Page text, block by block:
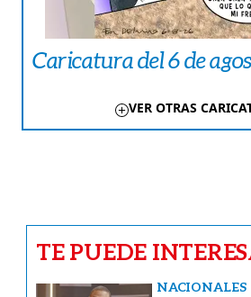
Caricatura del 6 de
VER OTRAS
Sin empleo y
auxilio a sus
CRÓNICA ROJA